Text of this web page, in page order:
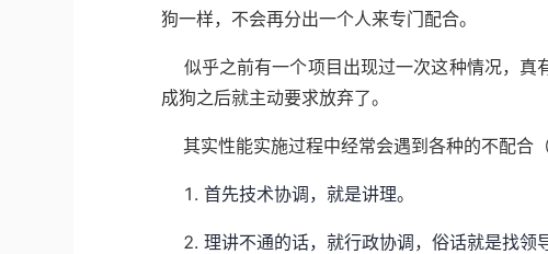
狗一样，不会再分出一个人来专门配合。
似乎之前有一个项目出现过一次这种情况，真
成狗之后就主动要求放弃了。
其实性能实施过程中经常会遇到各种的不配合
首先技术协调，就是讲理。
理讲不通的话，就行政协调，俗话就是找领